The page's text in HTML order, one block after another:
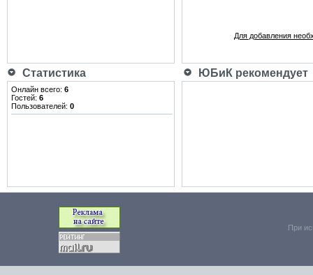
Для добавления
Статистика ЮБиК рекомендует
Онлайн всего: 6
Гостей: 6
Пользователей: 0
При